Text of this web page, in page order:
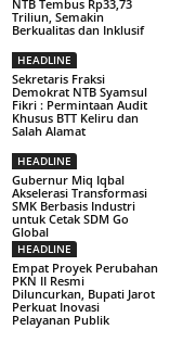
NTB Tembus Rp33,73
Triliun, Semakin
Berkualitas dan Inklusif
HEADLINE
Sekretaris Fraksi
Demokrat NTB Syamsul
Fikri : Permintaan Audit
Khusus BTT Keliru dan
Salah Alamat
HEADLINE
Gubernur Miq Iqbal
Akselerasi Transformasi
SMK Berbasis Industri
untuk Cetak SDM Go
Global
HEADLINE
Empat Proyek Perubahan
PKN II Resmi
Diluncurkan, Bupati Jarot
Perkuat Inovasi
Pelayanan Publik